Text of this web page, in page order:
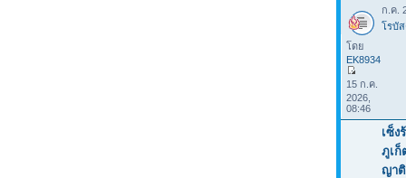
ก.ค.
โรบั
โดย
EK8934
15 ก.ค.
2026,
08:46
เซ็ง
ภูเก็
ญา